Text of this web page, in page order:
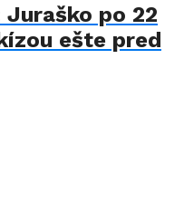
Juraško po 22
ešte pred